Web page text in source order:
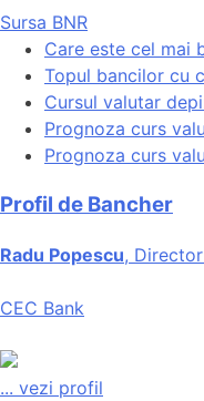
Sursa BNR
Care este cel mai
Topul bancilor cu
Cursul valutar
Prognoza curs
Prognoza curs
Profil de Bancher
Radu Popescu,
CEC Bank
... vezi profil